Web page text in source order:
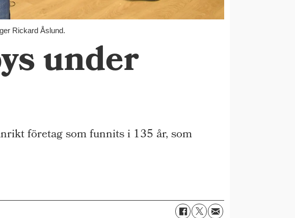
Rickard Åslund.
under
företag som funnits i 135 år, som